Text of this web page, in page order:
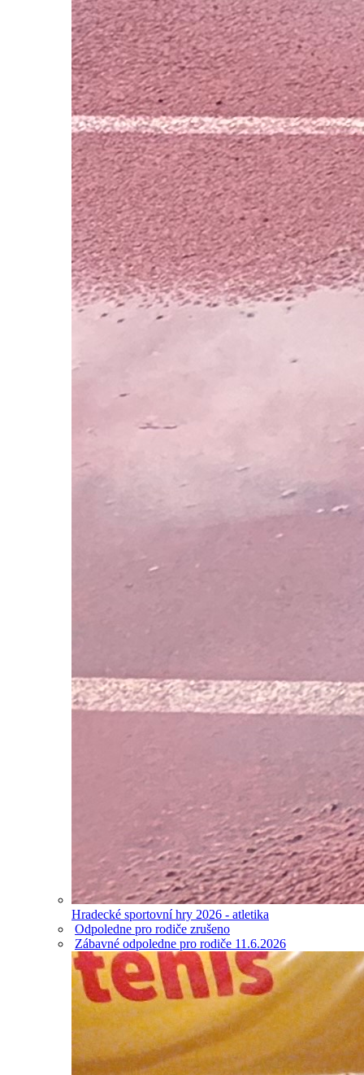
Hradecké sportovní hry 2026 - atletika
Odpoledne pro rodiče zrušeno
Zábavné odpoledne pro rodiče 11.6.2026